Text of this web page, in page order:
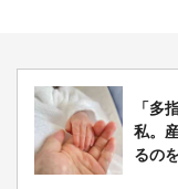
「多
私。
るの